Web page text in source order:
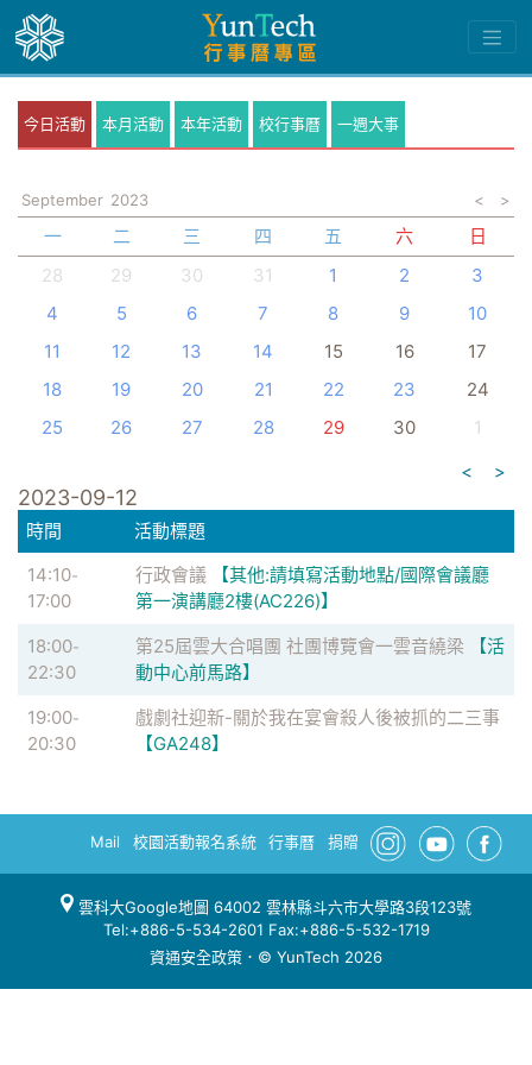
今日活動 本月活動 本年活動 校行事曆 一週大事
September 2023 < >
一 二 三 四 五 六
日
28
29 30 31 1 2
3
4
5 6 7 8 9
10
11
12 13 14 15 16
17
18
19 20 21 22 23
24
25
26 27 28 29 30
1
<
>
2023-09-12
時間
活動標題
14:10-
17:00
行政會議
【其他:請填寫活動地點/國際會議廳
第一演講廳2樓(AC226)】
18:00-
22:30
第25屆雲大合唱團 社團博覽會一雲音繞梁
【活
動中心前馬路】
19:00-
20:30
戲劇社迎新-關於我在宴會殺人後被抓的二三事
【GA248】
Mail 校園活動報名系統 行事曆 捐贈
雲科大Google地圖 64002 雲林縣斗六市大學路3段123號
Tel:+886-5-534-2601 Fax:+886-5-532-1719
資通安全政策 ．© YunTech 2026